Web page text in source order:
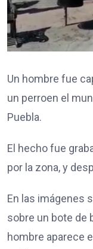
Un hombre fue
un perroen el
Puebla.
El hecho fue
por la zona, y
En las imágenes
sobre un bote de
hombre aparece